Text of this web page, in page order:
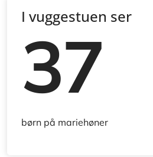
I vuggestuen ser
37
børn på mariehøner